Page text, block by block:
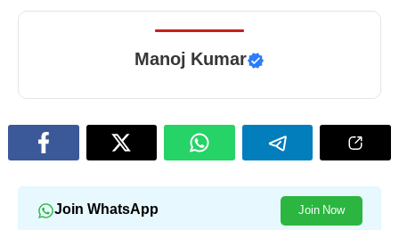
Manoj Kumar
Join WhatsApp Join Now